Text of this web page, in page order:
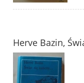
Herve Bazin,